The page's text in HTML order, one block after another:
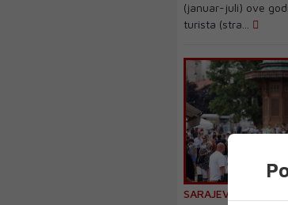
(januar-juli) ove
turista (stra...
SARAJEVO